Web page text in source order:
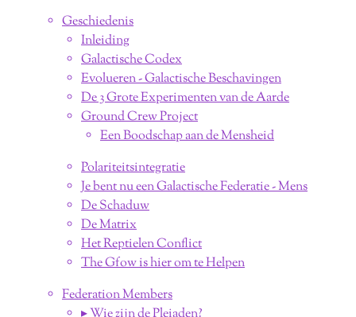
Geschiedenis
Inleiding
Galactische Codex
Evolueren - Galactische Beschavingen
De 3 Grote Experimenten van de Aarde
Ground Crew Project
Een Boodschap aan de Mensheid
Polariteitsintegratie
Je bent nu een Galactische Federatie - Mens
De Schaduw
De Matrix
Het Reptielen Conflict
The Gfow is hier om te Helpen
Federation Members